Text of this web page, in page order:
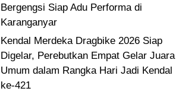
Bergengsi Siap Adu Performa di
Karanganyar
Kendal Merdeka Dragbike 2026 Siap
Digelar, Perebutkan Empat Gelar Juara
Umum dalam Rangka Hari Jadi Kendal
ke-421